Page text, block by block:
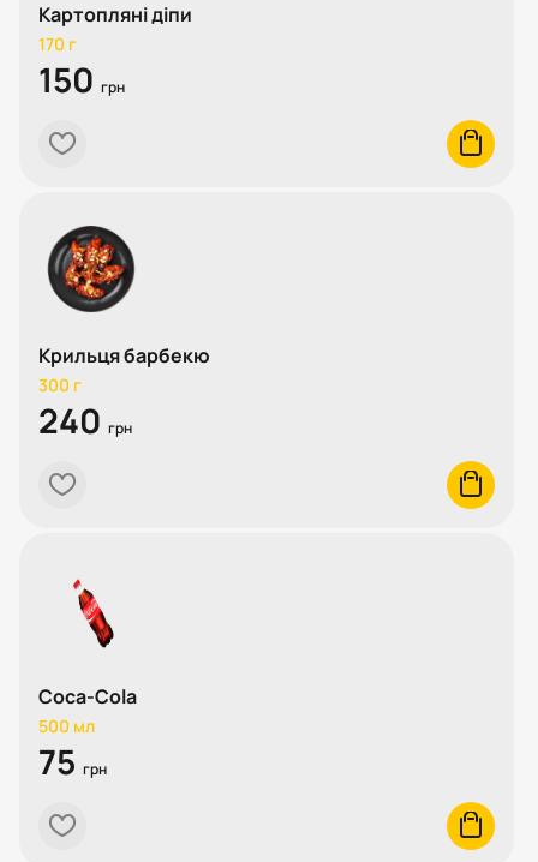
Картопляні діпи
170 г
150 грн
heart cart
Крильця барбекю
300 г
240 грн
heart cart
Coca-Cola
500 мл
75 грн
heart cart